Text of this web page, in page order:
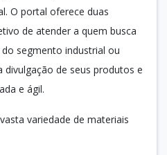
O portal oferece duas
de atender a quem busca
segmento industrial ou
de seus produtos e
e ágil.
variedade de materiais